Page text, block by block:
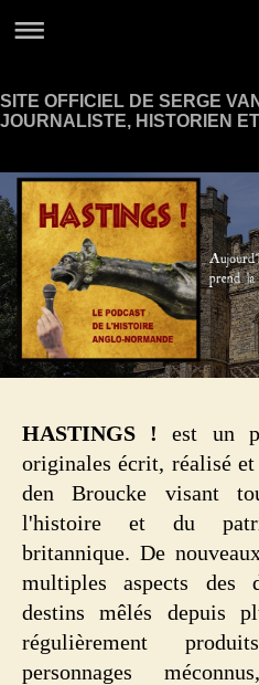
SITE OFFICIEL DE SERGE
JOURNALISTE, HISTORIEN
HASTINGS !
est un
originales écrit, réalisé et
den Broucke visant
l'histoire et du
britannique. De
multiples aspects des
destins mêlés depuis
régulièrement
personnages